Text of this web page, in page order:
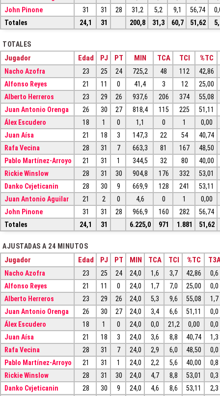
John Pinone
31 31 28 31,2 5,2 9,1 56,74
Totales
24,1 31 200,8 31,3 60,7 51,62
TOTALES
Jugador Edad PJ PT MIN TCA TCI %TC
Nacho Azofra 23 25 24 725,2 48 112
42,86
Alfonso Reyes
21 11 0 41,4 3 12
25,00
Alberto Herreros
23 29 26 937,6 206 374
55,08
Juan Antonio Orenga
26 30 27 818,4 115 225
51,11
Álex Escudero
18 1 0 1,1 0 1
0,00
Juan Aísa
21 18 3 147,3 22 54
40,74
Rafa Vecina
28 31 7 663,3 81 167
48,50
Pablo Martínez-Arroyo
21 31 1 344,5 32 80
40,00
Rickie Winslow
28 31 30 904,8 176 332
53,01
Danko Cvjeticanin
28 30 9 669,9 128 241
53,11
Juan Antonio Aguilar
21 2 0 4,6 0 1
0,00
John Pinone
31 31 28 966,9 160 282
56,74
Totales
24,1 31 6.225,0 971 1.881 51,62
AJUSTADAS A 24 MINUTOS
Jugador Edad PJ PT MIN TCA TCI %TC
Nacho Azofra 23 25 24 24,0 1,6 3,7 42,86
0,6
Alfonso Reyes
21 11 0 24,0 1,7 7,0 25,00
0,0
Alberto Herreros
23 29 26 24,0 5,3 9,6 55,08
1,7
Juan Antonio Orenga
26 30 27 24,0 3,4 6,6 51,11
0,0
Álex Escudero
18 1 0 24,0 0,0 21,2 0,00
0,0
Juan Aísa
21 18 3 24,0 3,6 8,8 40,74
1,3
Rafa Vecina
28 31 7 24,0 2,9 6,0 48,50
0,0
Pablo Martínez-Arroyo
21 31 1 24,0 2,2 5,6 40,00
0,8
Rickie Winslow
28 31 30 24,0 4,7 8,8 53,01
0,3
Danko Cvjeticanin
28 30 9 24,0 4,6 8,6 53,11
2,3